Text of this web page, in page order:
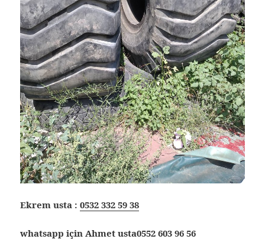
Ekrem usta :0532 332 59 38
whatsapp için Ahmet usta0552 603 96 56